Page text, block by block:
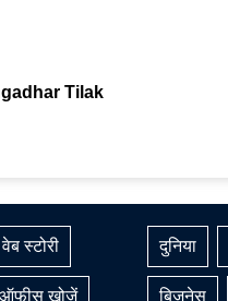
Tilak
वेब स्टोरी
ऑफीस खोजें
दुनिया
बिजनेस